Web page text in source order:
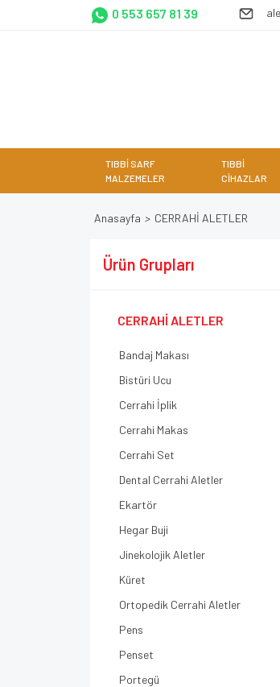
0 553 657 81 39
TIBBİ SARF
MALZEMELER
TIBBİ
CİHAZLAR
Anasayfa CERRAHİ ALETLER
Ürün Grupları
CERRAHİ ALETLER
Bandaj Makası
Bistüri Ucu
Cerrahi İplik
Cerrahi Makas
Cerrahi Set
Dental Cerrahi Aletler
Ekartör
Hegar Buji
Jinekolojik Aletler
Küret
Ortopedik Cerrahi Aletler
Pens
Penset
Portegü